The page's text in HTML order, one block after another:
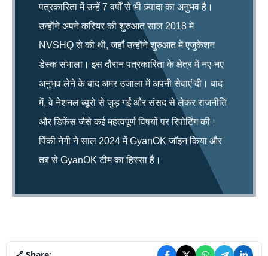
पत्रकारिता में उन्हें 7 वर्षों से भी ज़्यादा का अनुभव है।
उन्होंने अपने करियर की शुरुआत साल 2018 में
NVSHQ से की थी, जहाँ उन्होंने शुरुआत में एजुकेशन
डेस्क संभाला। इस दौरान पत्रकारिता के क्षेत्र में नए-नए
अनुभव लेने के बाद अमर उजाला में अपनी सेवाएं दी। बाद
में, वे नेशनल ब्यूरो से जुड़ गईं और संसद से लेकर राजनीति
और डिफेंस जैसे कई महत्वपूर्ण विषयों पर रिपोर्टिंग की।
पिंकी नेगी ने साल 2024 में GyanOK जॉइन किया और
तब से GyanOK टीम का हिस्सा हैं।